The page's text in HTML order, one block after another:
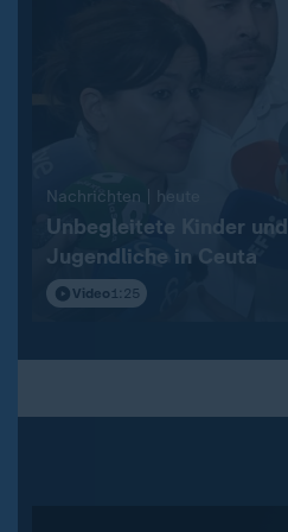
Nachrichten | heute
Unbegleitete Kinder und
Jugendliche in Ceuta
Video 1:25